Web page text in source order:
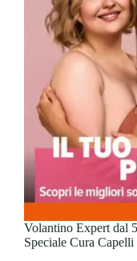
Volantino Expert dal
Speciale Cura Capelli